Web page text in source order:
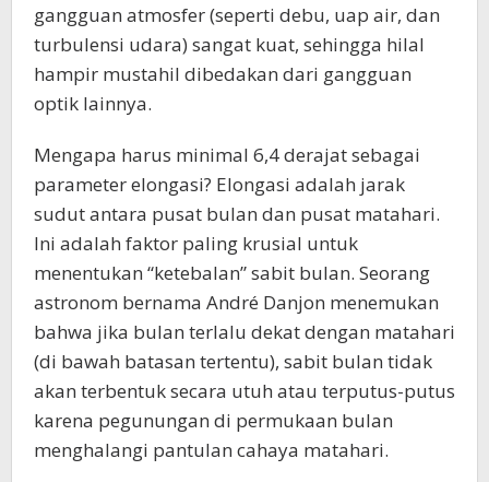
gangguan atmosfer (seperti debu, uap air, dan
turbulensi udara) sangat kuat, sehingga hilal
hampir mustahil dibedakan dari gangguan
optik lainnya.
Mengapa harus minimal 6,4 derajat sebagai
parameter elongasi? Elongasi adalah jarak
sudut antara pusat bulan dan pusat matahari.
Ini adalah faktor paling krusial untuk
menentukan “ketebalan” sabit bulan. Seorang
astronom bernama André Danjon menemukan
bahwa jika bulan terlalu dekat dengan matahari
(di bawah batasan tertentu), sabit bulan tidak
akan terbentuk secara utuh atau terputus-putus
karena pegunungan di permukaan bulan
menghalangi pantulan cahaya matahari.